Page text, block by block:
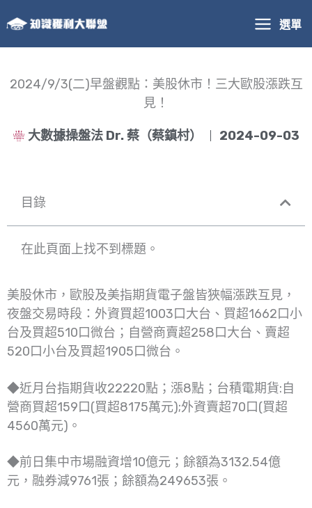
至
主
內
選單
2024/9/3(二)早盤觀點：美股休市！三大歐股漲跌互
見！
大數據操盤法 Dr. 蔡（蔡鎮村） 2024-09-03
目錄
在此頁面上找不到標題。
美股休市，歐股及美指期貨電子盤皆狹幅漲跌互見，
夜盤交易時段：外資買超1003口大台、買超1662口小
台及買超510口微台；自營商賣超258口大台、賣超
520口小台及買超1905口微台。
◆近月台指期貨收22220點；漲8點；台積電期貨:自
營商買超159口(買超8175萬元);外資賣超70口(買超
4560萬元)。
◆前日集中市場融資增10億元；餘額為3132.54億
元，融券減9761張；餘額為249653張。